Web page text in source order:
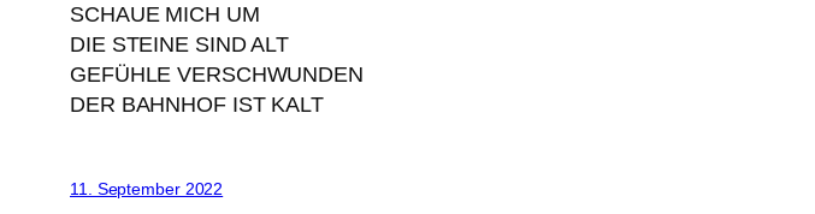
SCHAUE MICH UM
DIE STEINE SIND ALT
GEFÜHLE VERSCHWUNDEN
DER BAHNHOF IST KALT
11. September 2022